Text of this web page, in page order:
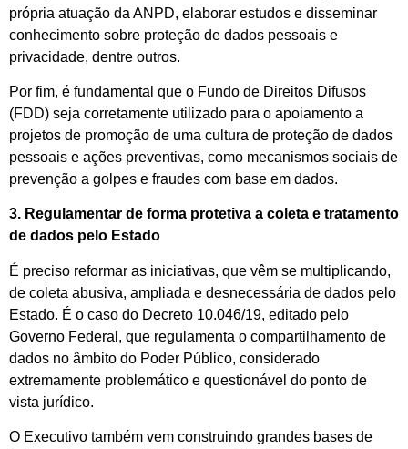
própria atuação da ANPD, elaborar estudos e disseminar
conhecimento sobre proteção de dados pessoais e
privacidade, dentre outros.
Por fim, é fundamental que o Fundo de Direitos Difusos
(FDD) seja corretamente utilizado para o apoiamento a
projetos de promoção de uma cultura de proteção de dados
pessoais e ações preventivas, como mecanismos sociais de
prevenção a golpes e fraudes com base em dados.
3. Regulamentar de forma protetiva a coleta e tratamento
de dados pelo Estado
É preciso reformar as iniciativas, que vêm se multiplicando,
de coleta abusiva, ampliada e desnecessária de dados pelo
Estado. É o caso do Decreto 10.046/19, editado pelo
Governo Federal, que regulamenta o compartilhamento de
dados no âmbito do Poder Público, considerado
extremamente problemático e questionável do ponto de
vista jurídico.
O Executivo também vem construindo grandes bases de